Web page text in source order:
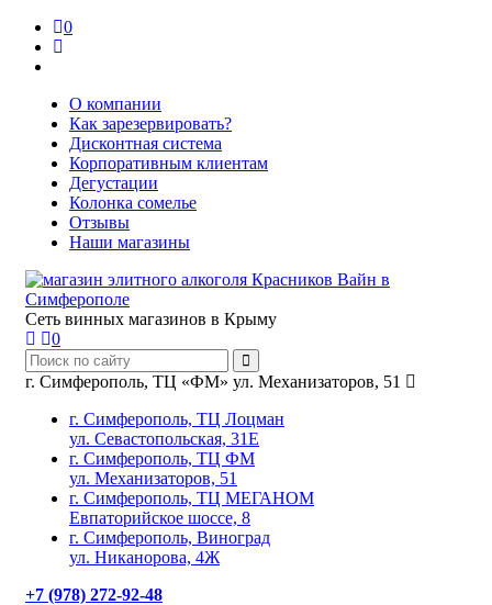
0
О компании
Как зарезервировать?
Дисконтная система
Корпоративным клиентам
Дегустации
Колонка сомелье
Отзывы
Наши магазины
Сеть винных магазинов в Крыму
0
г. Симферополь, ТЦ «ФМ» ул. Механизаторов, 51
г. Симферополь, ТЦ Лоцман
ул. Севастопольская, 31Е
г. Симферополь, ТЦ ФМ
ул. Механизаторов, 51
г. Симферополь, ТЦ МЕГАНОМ
Евпаторийское шоссе, 8
г. Симферополь, Виноград
ул. Никанорова, 4Ж
+7 (978) 272-92-48